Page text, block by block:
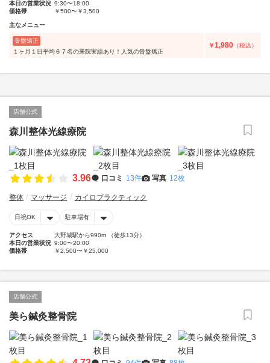
本日の営業状況 9:30〜18:00
価格帯
￥500〜￥3,500
主なメニュー
骨盤矯正
１ヶ月１日平均６７名の来院実績あり！人気の骨盤矯正
￥1,980 （税込）
店舗公式
森川整体光線療院
3.96 口コミ 13件 写真 12枚
整体 マッサージ カイロプラクティック
日祝OK 駐車場有
アクセス
大野城駅から990m （徒歩13分）
本日の営業状況 9:00〜20:00
価格帯
￥2,500〜￥25,000
店舗公式
美ら鍼灸整骨院